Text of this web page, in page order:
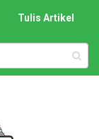
Tulis Artikel